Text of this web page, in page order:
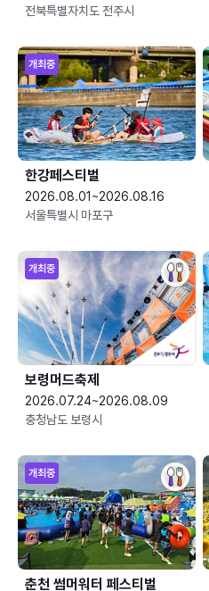
전북특별자치도 전주시
개최중
한강페스티벌
2026.08.01~2026.08.16
서울특별시 마포구
개최중
보령머드축제
2026.07.24~2026.08.09
충청남도 보령시
개최중
춘천 썸머워터 페스티벌